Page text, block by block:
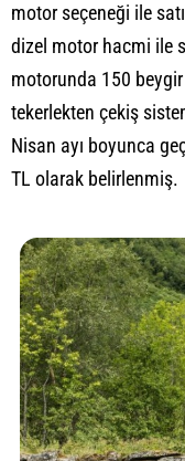
motor seçeneği ile
dizel motor hacmi ile
motorunda 150
tekerlekten çekiş
Nisan ayı boyunca
TL olarak belirlenmiş.